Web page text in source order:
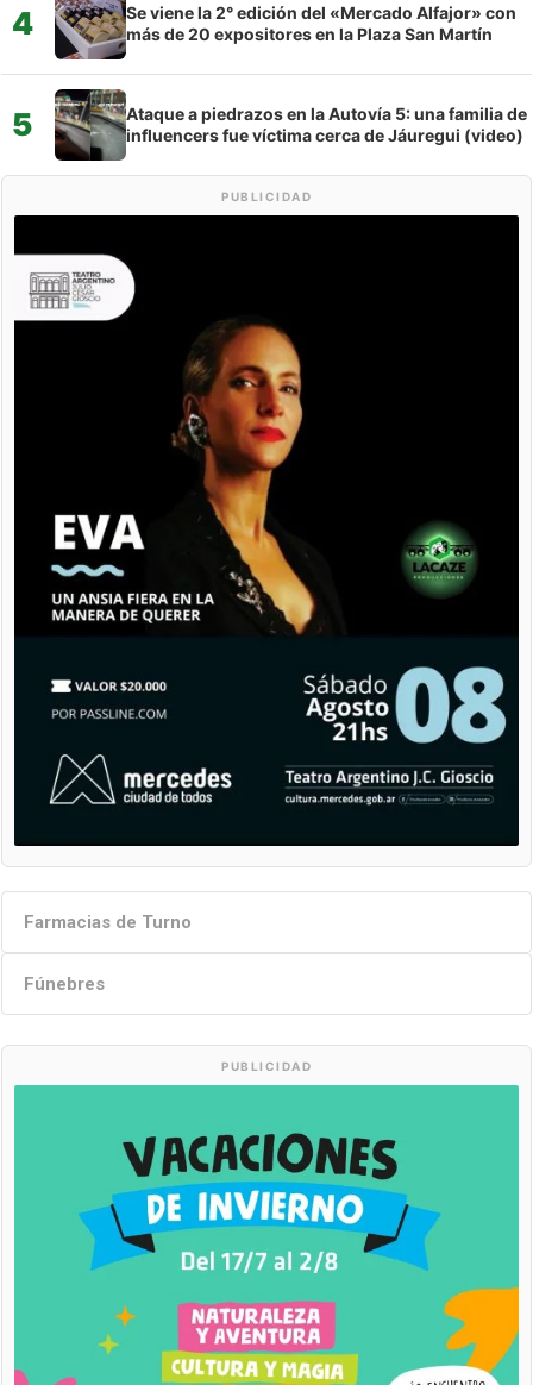
4
Se viene la 2° edición del «Mercado Alfajor» con
más de 20 expositores en la Plaza San Martín
5
Ataque a piedrazos en la Autovía 5: una familia de
influencers fue víctima cerca de Jáuregui (video)
PUBLICIDAD
Farmacias de Turno
Fúnebres
PUBLICIDAD